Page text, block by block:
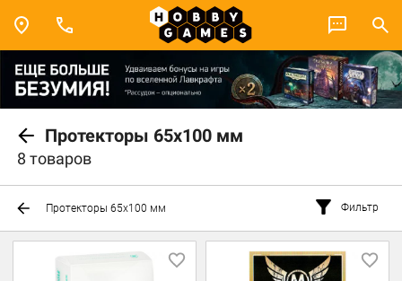
Протекторы 65x100 мм
8 товаров
Протекторы 65x100 мм Фильтр